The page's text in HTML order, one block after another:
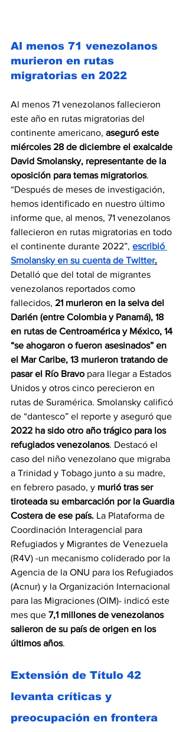
Al menos 71 venezolanos
murieron en rutas
migratorias en 2022
Al menos 71 venezolanos fallecieron
este año en rutas migratorias del
continente americano, aseguró este
miércoles 28 de diciembre el exalcalde
David Smolansky, representante de la
oposición para temas migratorios.
“Después de meses de investigación,
hemos identificado en nuestro último
informe que, al menos, 71 venezolanos
fallecieron en rutas migratorias en todo
el continente durante 2022”, escribió
Smolansky en su cuenta de Twitter.
Detalló que del total de migrantes
venezolanos reportados como
fallecidos, 21 murieron en la selva del
Darién (entre Colombia y Panamá), 18
en rutas de Centroamérica y México, 14
“se ahogaron o fueron asesinados” en
el Mar Caribe, 13 murieron tratando de
pasar el Río Bravo para llegar a Estados
Unidos y otros cinco perecieron en
rutas de Suramérica. Smolansky calificó
de “dantesco” el reporte y aseguró que
2022 ha sido otro año trágico para los
refugiados venezolanos. Destacó el
caso del niño venezolano que migraba
a Trinidad y Tobago junto a su madre,
en febrero pasado, y murió tras ser
tiroteada su embarcación por la Guardia
Costera de ese país. La Plataforma de
Coordinación Interagencial para
Refugiados y Migrantes de Venezuela
(R4V) -un mecanismo coliderado por la
Agencia de la ONU para los Refugiados
(Acnur) y la Organización Internacional
para las Migraciones (OIM)- indicó este
mes que 7,1 millones de venezolanos
salieron de su país de origen en los
últimos años.
Extensión de Título 42
levanta críticas y
preocupación en frontera